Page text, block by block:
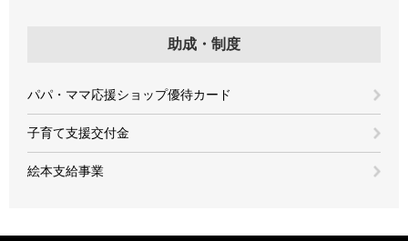
助成・制度
パパ・ママ応援ショップ優待カード
子育て支援交付金
絵本支給事業